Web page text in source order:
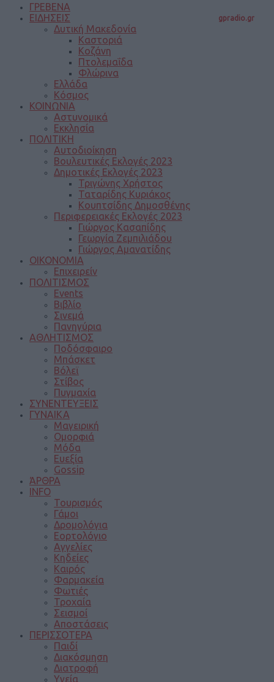
gpradio.gr
ΓΡΕΒΕΝΑ
ΕΙΔΗΣΕΙΣ
Δυτική Μακεδονία
Καστοριά
Κοζάνη
Πτολεμαΐδα
Φλώρινα
Ελλάδα
Κόσμος
ΚΟΙΝΩΝΙΑ
Αστυνομικά
Εκκλησία
ΠΟΛΙΤΙΚΗ
Αυτοδιοίκηση
Βουλευτικές Εκλογές 2023
Δημοτικές Εκλογές 2023
Τριγώνης Χρήστος
Ταταρίδης Κυριάκος
Κουπτσίδης Δημοσθένης
Περιφερειακές Εκλογές 2023
Γιώργος Κασαπίδης
Γεωργία Ζεμπιλιάδου
Γιώργος Αμανατίδης
ΟΙΚΟΝΟΜΙΑ
Επιχειρείν
ΠΟΛΙΤΙΣΜΟΣ
Events
Βιβλίο
Σινεμά
Πανηγύρια
ΑΘΛΗΤΙΣΜΟΣ
Ποδόσφαιρο
Μπάσκετ
Βόλεϊ
Στίβος
Πυγμαχία
ΣΥΝΕΝΤΕΥΞΕΙΣ
ΓΥΝΑΙΚΑ
Μαγειρική
Ομορφιά
Μόδα
Ευεξία
Gossip
ΆΡΘΡΑ
INFO
Τουρισμός
Γάμοι
Δρομολόγια
Εορτολόγιο
Αγγελίες
Κηδείες
Καιρός
Φαρμακεία
Φωτιές
Τροχαία
Σεισμοί
Αποστάσεις
ΠΕΡΙΣΣΟΤΕΡΑ
Παιδί
Διακόσμηση
Διατροφή
Υγεία